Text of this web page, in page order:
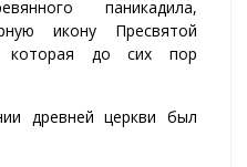
паникадила,
икону Пресвятой
которая до сих пор
древней церкви был